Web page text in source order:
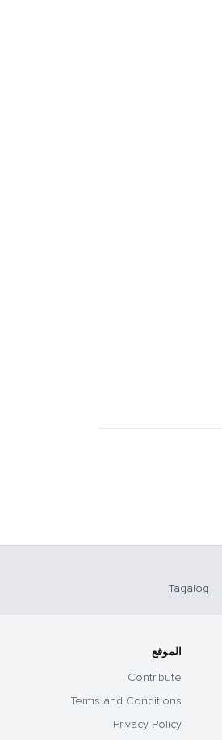
Tagalog
الموقع
Contribute
Terms and Conditions
Privacy Policy